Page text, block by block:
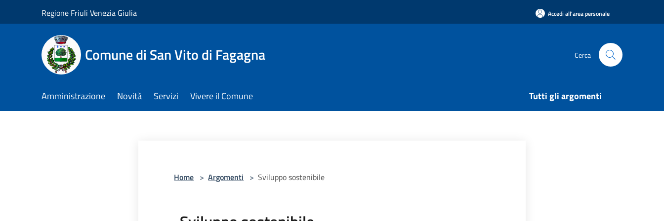
Regione Friuli Venezia Giulia Accedi all'area personale
Comune di San Vito di Fagagna Cerca
Amministrazione Novità Servizi Vivere il Comune Tutti gli argomenti
Home > Argomenti > Sviluppo sostenibile